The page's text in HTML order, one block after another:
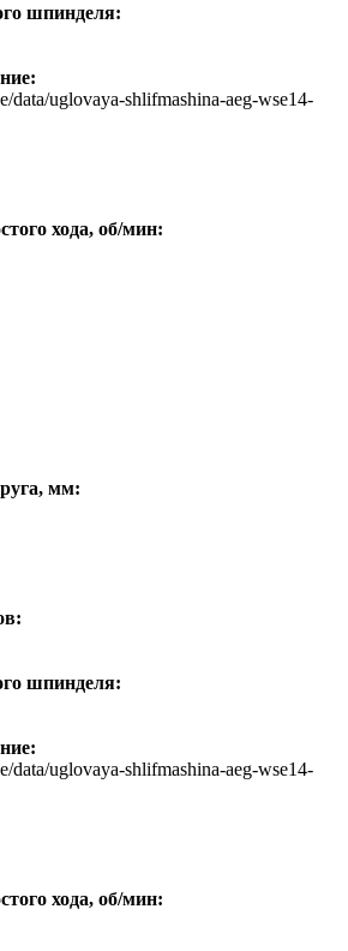
шпинделя:
data/uglovaya-shlifmashina-aeg-wse14-
хода, об/мин:
мм:
шпинделя:
data/uglovaya-shlifmashina-aeg-wse14-
хода, об/мин: